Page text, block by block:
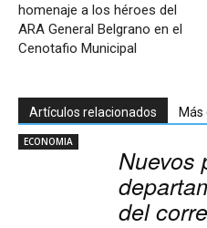
homenaje a los héroes del
ARA General Belgrano en el
Cenotafio Municipal
Artículos relacionados Más
ECONOMIA
Nuevos
del